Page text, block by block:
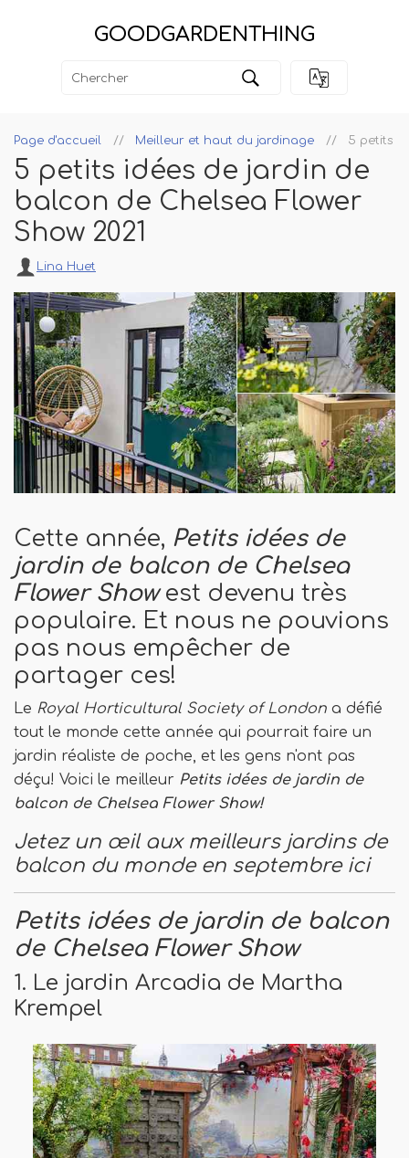
GOODGARDENTHING
Page d'accueil Meilleur et haut du jardinage 5 petits
5 petits idées de jardin de
balcon de Chelsea Flower
Show 2021
Lina Huet
Cette année, Petits idées de
jardin de balcon de Chelsea
Flower Showest devenu très
populaire. Et nous ne pouvions
pas nous empêcher de
partager ces!
Le Royal Horticultural Society of London a défié
tout le monde cette année qui pourrait faire un
jardin réaliste de poche, et les gens n'ont pas
déçu! Voici le meilleur Petits idées de jardin de
balcon de Chelsea Flower Show!
Jetez un œil aux meilleurs jardins de
balcon du monde en septembre ici
Petits idées de jardin de balcon
de Chelsea Flower Show
1. Le jardin Arcadia de Martha
Krempel